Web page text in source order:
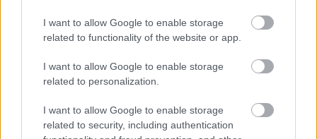
I want to allow Google to enable storage
related to functionality of the website or app.
I want to allow Google to enable storage
related to personalization.
I want to allow Google to enable storage
related to security, including authentication